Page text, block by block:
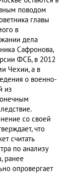
поводом
главы
в
дела
Сафронова,
ФСБ, в 2012
Чехии, а в
о военно-
из
со своей
что
считать
по анализу
ранее
опровергает